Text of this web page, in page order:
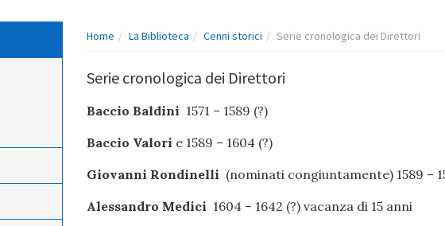
Percorso
Home La Biblioteca Cenni storici Serie cronologica dei Direttori
Serie cronologica dei Direttori
Baccio Baldini 1571 – 1589 (?)
Baccio Valori e 1589 – 1604 (?)
Giovanni Rondinelli (nominati congiuntamente) 1589 –
Alessandro Medici 1604 – 1642 (?) vacanza di 15 anni